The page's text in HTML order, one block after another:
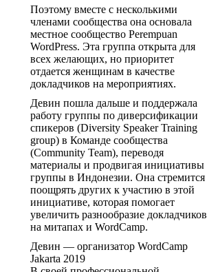
Поэтому вместе с несколькими
членами сообщества она основала
местное сообщество Perempuan
WordPress. Эта группа открыта для
всех желающих, но приоритет
отдается женщинам в качестве
докладчиков на мероприятиях.
Девин пошла дальше и поддержала
работу группы по диверсификации
спикеров (Diversity Speaker Training
group) в Команде сообщества
(Community Team), переводя
материалы и продвигая инициативы
группы в Индонезии. Она стремится
поощрять других к участию в этой
инициативе, которая помогает
увеличить разнообразие докладчиков
на митапах и WordCamp.
Девин — организатор WordCamp
Jakarta 2019